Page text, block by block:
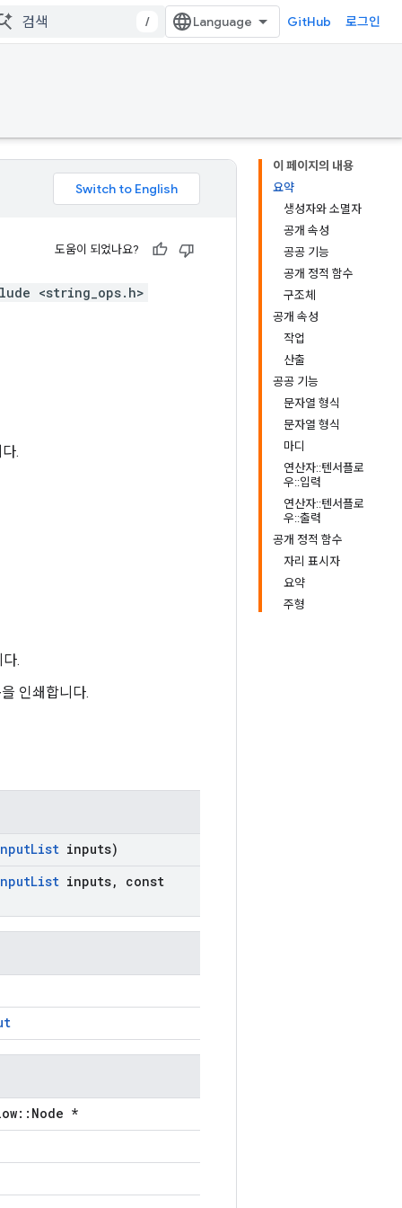
/ GitHub 로그인
이 페이지의 내용
요약
생성자와 소멸자
공개 속성
공공 기능
공개 정적 함수
구조체
공개 속성
작업
산출
공공 기능
문자열 형식
문자열 형식
마디
연산자::텐서플로
우::입력
연산자::텐서플로
우::출력
공개 정적 함수
자리 표시자
요약
주형
도움이 되었나요?
<string_ops.h>
.
.
인쇄합니다.
List inputs)
List inputs,
const
*